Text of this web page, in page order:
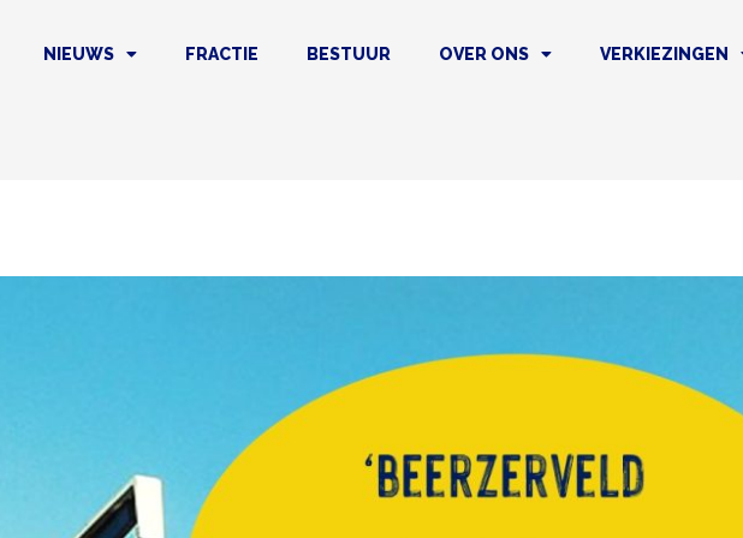
NIEUWS FRACTIE BESTUUR OVER ONS VERKIEZINGEN